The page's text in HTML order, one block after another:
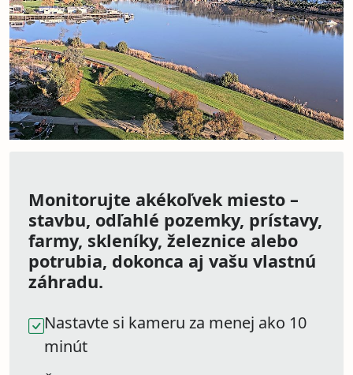
Monitorujte akékoľvek miesto –
stavbu, odľahlé pozemky, prístavy,
farmy, skleníky, železnice alebo
potrubia, dokonca aj vašu vlastnú
záhradu.
Nastavte si kameru za menej ako 10
minút